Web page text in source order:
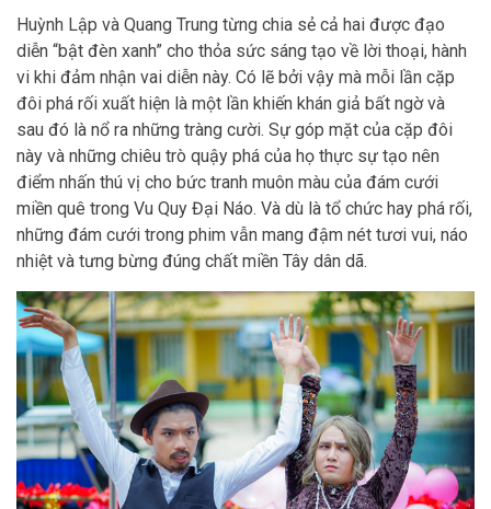
Huỳnh Lập và Quang Trung từng chia sẻ cả hai được đạo
diễn “bật đèn xanh” cho thỏa sức sáng tạo về lời thoại, hành
vi khi đảm nhận vai diễn này. Có lẽ bởi vậy mà mỗi lần cặp
đôi phá rối xuất hiện là một lần khiến khán giả bất ngờ và
sau đó là nổ ra những tràng cười. Sự góp mặt của cặp đôi
này và những chiêu trò quậy phá của họ thực sự tạo nên
điểm nhấn thú vị cho bức tranh muôn màu của đám cưới
miền quê trong Vu Quy Đại Náo. Và dù là tổ chức hay phá rối,
những đám cưới trong phim vẫn mang đậm nét tươi vui, náo
nhiệt và tưng bừng đúng chất miền Tây dân dã.